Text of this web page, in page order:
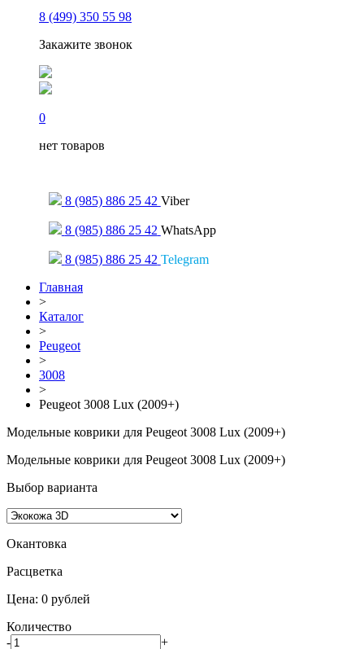
8 (499) 350 55 98
Закажите звонок
0
нет товаров
8 (985) 886 25 42 Viber
8 (985) 886 25 42 WhatsApp
8 (985) 886 25 42 Telegram
Главная
>
Каталог
>
Peugeot
>
3008
>
Peugeot 3008 Lux (2009+)
Модельные коврики для Peugeot 3008 Lux (2009+)
Модельные коврики для Peugeot 3008 Lux (2009+)
Выбор варианта
Окантовка
Pасцветка
Цена: 0 рублей
Количество
-
+